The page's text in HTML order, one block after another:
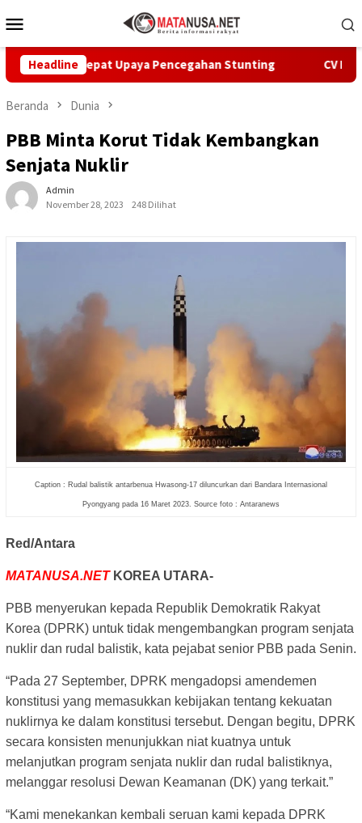
ke
Mobile
Headline
Percepat Upaya Pencegahan Stunting CV Byankarya
Beranda Dunia
PBB Minta Korut Tidak Kembangkan
Senjata Nuklir
Admin
November 28, 2023
248 Dilihat
Caption : Rudal balistik antarbenua Hwasong-17 diluncurkan dari Bandara Internasional
Pyongyang pada 16 Maret 2023. Source foto : Antaranews
Red/Antara
MATANUSA.NETKOREA UTARA-
PBB menyerukan kepada Republik Demokratik Rakyat
Korea (DPRK) untuk tidak mengembangkan program senjata
nuklir dan rudal balistik, kata pejabat senior PBB pada Senin.
“Pada 27 September, DPRK mengadopsi amendemen
konstitusi yang memasukkan kebijakan tentang kekuatan
nuklirnya ke dalam konstitusi tersebut. Dengan begitu, DPRK
secara konsisten menunjukkan niat kuatnya untuk
melanjutkan program senjata nuklir dan rudal balistiknya,
melanggar resolusi Dewan Keamanan (DK) yang terkait.”
“Kami menekankan kembali seruan kami kepada DPRK